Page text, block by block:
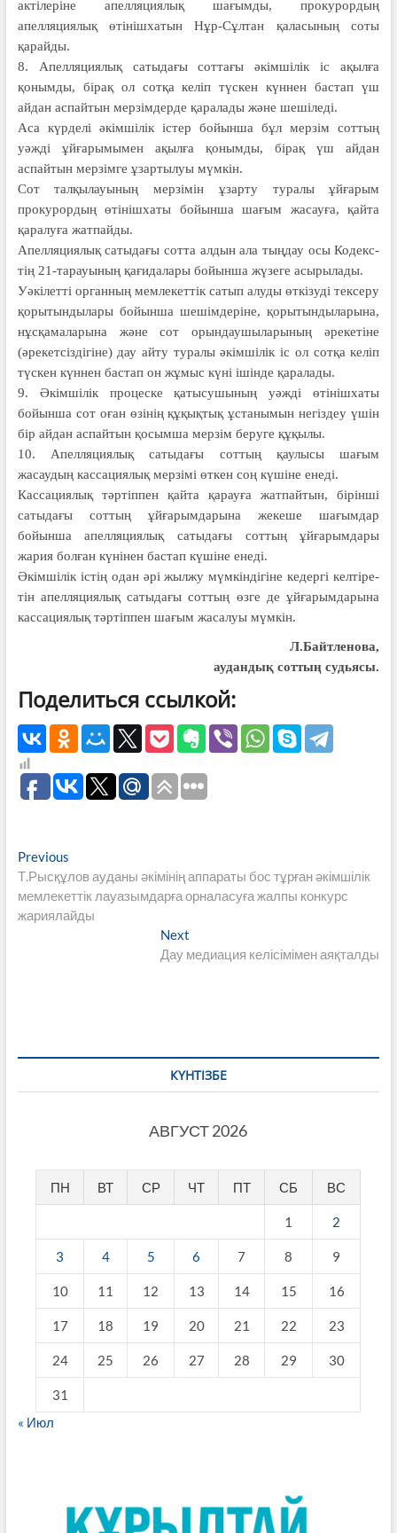
акті­леріне апелляция­лық шағым­ды, прокурордың
апелляциялық өтініш­хатын Нұр-Сұлтан қаласының соты
қарайды.
8. Апелляциялық сатыдағы соттағы әкімшілік іс ақылға
қонымды, бірақ ол сотқа келіп түскен күннен бастап үш
айдан аспайтын мерзімдерде қаралады және шешіледі.
Аса күрделі әкімшілік істер бойын­ша бұл мерзім соттың
уәжді ұйғары­мымен ақылға қонымды, бірақ үш айдан
аспайтын мерзімге ұзартылуы мүмкін.
Сот талқылауының мерзімін ұзар­ту туралы ұйғарым
прокурордың өтініш­хаты бойынша шағым жасауға, қайта
қаралу­ға жатпайды.
Апелляция­лық сатыдағы сот­та ал­­дын ала тыңдау осы Кодекс­
тің 21-тарауының қағидалары бойынша жүзеге асырылады.
Уәкілетті органның мем­лекет­тік сатып алуды өткізуді тексеру
қорытын­дылары бойынша шешімдеріне, қорытын­дыларына,
нұсқамаларына және сот орындаушыларының әреке­тіне
(әрекетсіздігіне) дау айту туралы әкімшілік іс ол сотқа келіп
түскен күн­нен бастап он жұмыс күні ішінде қаралады.
9. Әкімшілік процеске қатысушының уәжді өтінішхаты
бойынша сот оған өзінің құқықтық ұстанымын негіздеу үшін
бір айдан аспайтын қосымша мерзім беруге құқылы.
10. Апелляциялық сатыдағы соттың қаулысы шағым
жасаудың кассациялық мерзімі өткен соң күшіне енеді.
Кассациялық тәртіппен қайта қарауға жатпайтын, бірінші
сатыдағы соттың ұйғарымдарына жекеше шағымдар
бойынша апелляциялық сатыдағы соттың ұйғарымдары
жария болған күнінен бастап күшіне енеді.
Әкімшілік істің одан әрі жылжу мүмкін­дігіне кедергі кел­тіре­
тін апелляция­лық сатыдағы соттың өзге де ұйғарым­дарына
кассациялық тәртіп­пен шағым жасалуы мүмкін.
Л.Байтленова,
аудандық соттың судьясы.
Поделиться ссылкой:
Навигация
по
записям
PreviousPrevious
post:
Т.Рысқұлов ауданы әкімінің аппараты бос тұрған әкімшілік
мемлекеттік лауазымдарға орналасуға жалпы конкурс
жариялайды
Next
post:
Дау медиация келісімімен аяқталды
КҮНТІЗБЕ
АВГУСТ 2026
ПН ВТ СР ЧТ ПТ СБ ВС
1 2
3 4 5 6 7 8 9
10 11 12 13 14 15 16
17 18 19 20 21 22 23
24 25 26 27 28 29 30
31
« Июл